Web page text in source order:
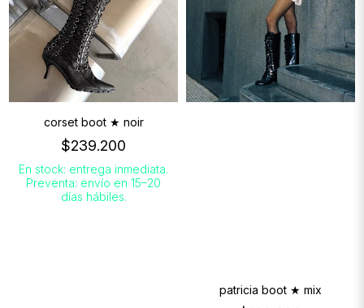
corset boot ★ noir
$239.200
En stock: entrega inmediata.
Preventa: envío en 15–20
días hábiles.
patricia boot ★ mix